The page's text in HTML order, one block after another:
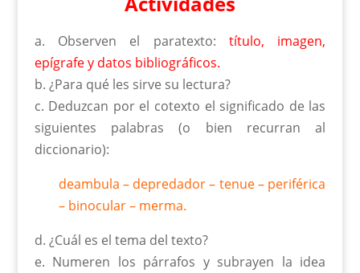
a. Observen el paratexto:título, imagen,
epígrafe y datos bibliográficos.
b. ¿Para qué les sirve su lectura?
c. Deduzcan por el cotexto el significado de las
siguientes palabras (o bien recurran al
diccionario):
deambula – depredador – tenue – periférica
– binocular – merma.
d. ¿Cuál es el tema del texto?
e. Numeren los párrafos y subrayen la idea